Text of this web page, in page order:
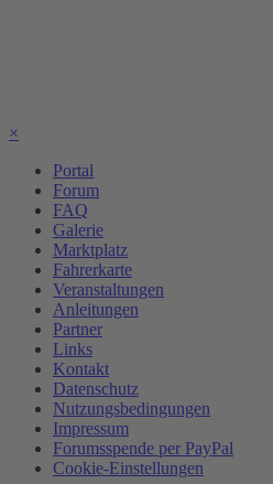
×
Portal
Forum
FAQ
Galerie
Marktplatz
Fahrerkarte
Veranstaltungen
Anleitungen
Partner
Links
Kontakt
Datenschutz
Nutzungsbedingungen
Impressum
Forumsspende per PayPal
Cookie-Einstellungen